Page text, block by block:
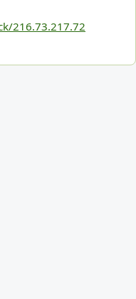
216.73.217.72